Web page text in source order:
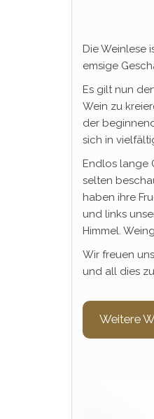
Die Weinlese
emsige
Es gilt nun
Wein zu
der
sich in
Endlos lange
selten
haben ihre
und links
Himmel.
Wir freuen
und all dies
Weitere